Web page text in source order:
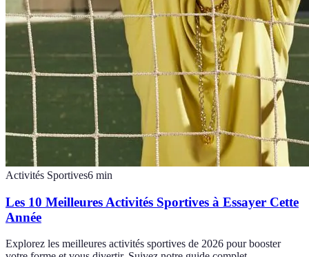
Activités Sportives6 min
Les 10 Meilleures Activités Sportives à Essayer Cette
Année
Explorez les meilleures activités sportives de 2026 pour booster